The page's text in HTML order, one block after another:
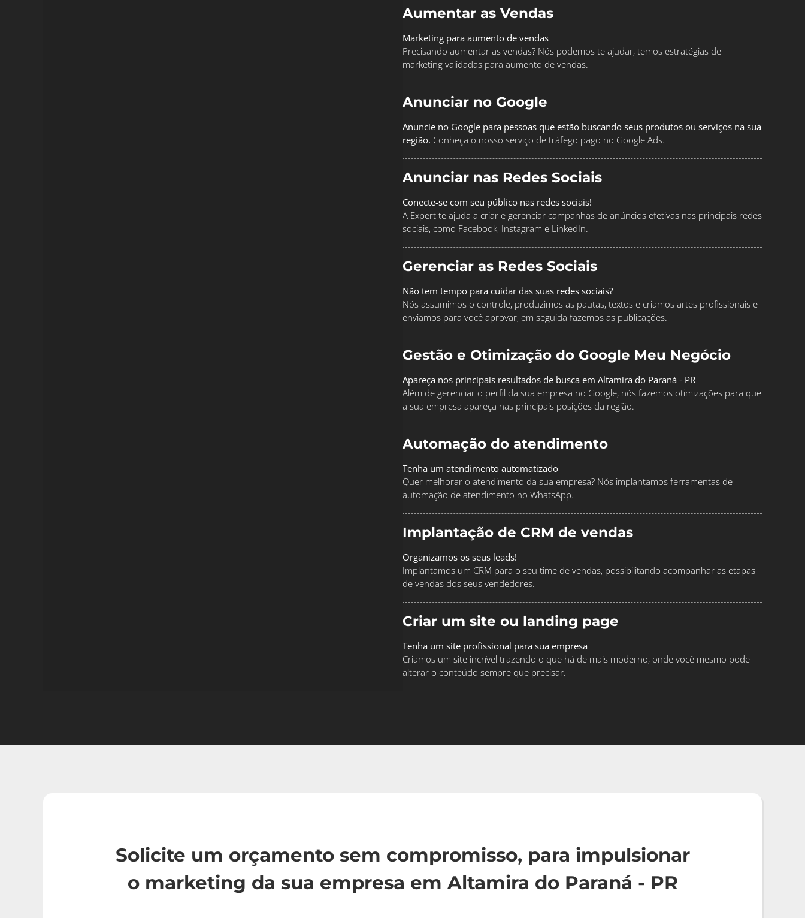
Aumentar as Vendas
Marketing para aumento de vendas
Precisando aumentar as vendas? Nós podemos te ajudar, temos estratégias de
marketing validadas para aumento de vendas.
Anunciar no Google
Anuncie no Google para pessoas que estão buscando seus produtos ou serviços na sua
região. Conheça o nosso serviço de tráfego pago no Google Ads.
Anunciar nas Redes Sociais
Conecte-se com seu público nas redes sociais!
A Expert te ajuda a criar e gerenciar campanhas de anúncios efetivas nas principais redes
sociais, como Facebook, Instagram e LinkedIn.
Gerenciar as Redes Sociais
Não tem tempo para cuidar das suas redes sociais?
Nós assumimos o controle, produzimos as pautas, textos e criamos artes profissionais e
enviamos para você aprovar, em seguida fazemos as publicações.
Gestão e Otimização do Google Meu Negócio
Apareça nos principais resultados de busca em Altamira do Paraná - PR
Além de gerenciar o perfil da sua empresa no Google, nós fazemos otimizações para que
a sua empresa apareça nas principais posições da região.
Automação do atendimento
Tenha um atendimento automatizado
Quer melhorar o atendimento da sua empresa? Nós implantamos ferramentas de
automação de atendimento no WhatsApp.
Implantação de CRM de vendas
Organizamos os seus leads!
Implantamos um CRM para o seu time de vendas, possibilitando acompanhar as etapas
de vendas dos seus vendedores.
Criar um site ou landing page
Tenha um site profissional para sua empresa
Criamos um site incrível trazendo o que há de mais moderno, onde você mesmo pode
alterar o conteúdo sempre que precisar.
Solicite um orçamento sem compromisso, para impulsionar
o marketing da sua empresa em Altamira do Paraná - PR